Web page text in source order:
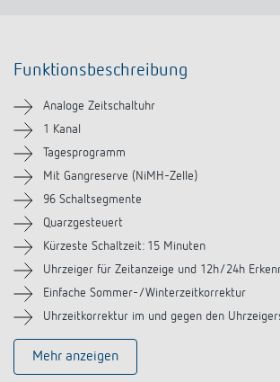
Technische Informationen
Downloads
Videos
Zubehör
Ähnliche Produkte
Funktionsbeschreibung
Analoge Zeitschaltuhr
1 Kanal
Tagesprogramm
Mit Gangreserve (NiMH-Zelle)
96 Schaltsegmente
Quarzgesteuert
Kürzeste Schaltzeit: 15 Minuten
Uhrzeiger für Zeitanzeige und 12h/24h
Einfache Sommer-/Winterzeitkorrektur
Uhrzeitkorrektur im und gegen den
Mehr anzeigen